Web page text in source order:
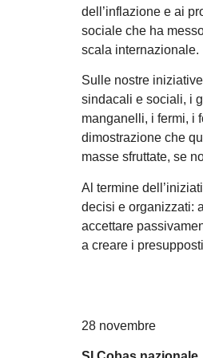
dell’inflazione e ai
sociale che ha
scala internazionale.
Sulle nostre
sindacali e sociali, i
manganelli, i fermi, i
dimostrazione che
masse sfruttate, se
Al termine
decisi e organizzati:
accettare
a creare i
28 novembre